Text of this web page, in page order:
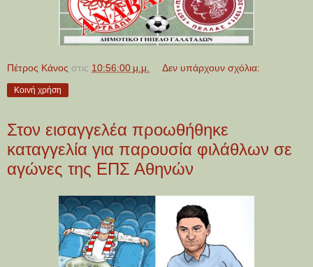
Πέτρος Κάνος στις 10:56:00 μ.μ. Δεν υπάρχουν σχόλια:
Κοινή χρήση
Στον εισαγγελέα προωθήθηκε
καταγγελία για παρουσία φιλάθλων σε
αγώνες της ΕΠΣ Αθηνών